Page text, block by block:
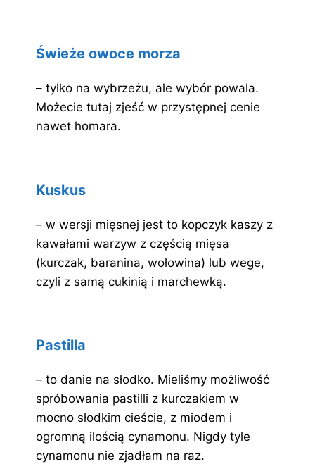
Świeże owoce morza
– tylko na wybrzeżu, ale wybór powala.
Możecie tutaj zjeść w przystępnej cenie
nawet homara.
Kuskus
– w wersji mięsnej jest to kopczyk kaszy z
kawałami warzyw z częścią mięsa
(kurczak, baranina, wołowina) lub wege,
czyli z samą cukinią i marchewką.
Pastilla
– to danie na słodko. Mieliśmy możliwość
spróbowania pastilli z kurczakiem w
mocno słodkim cieście, z miodem i
ogromną ilością cynamonu. Nigdy tyle
cynamonu nie zjadłam na raz.